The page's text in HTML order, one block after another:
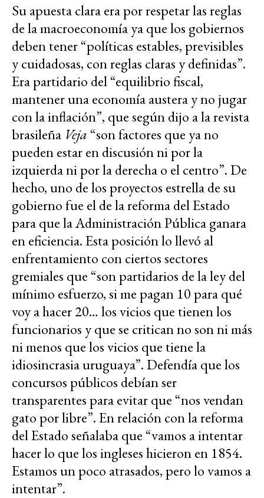
Su apuesta clara era por respetar las reglas
de la macroeconomía ya que los gobiernos
deben tener “políticas estables, previsibles
y cuidadosas, con reglas claras y definidas”.
Era partidario del “equilibrio fiscal,
mantener una economía austera y no jugar
con la inflación”, que según dijo a la revista
brasileña Veja“son factores que ya no
pueden estar en discusión ni por la
izquierda ni por la derecha o el centro”. De
hecho, uno de los proyectos estrella de su
gobierno fue el de la reforma del Estado
para que la Administración Pública ganara
en eficiencia. Esta posición lo llevó al
enfrentamiento con ciertos sectores
gremiales que “son partidarios de la ley del
mínimo esfuerzo, si me pagan 10 para qué
voy a hacer 20… los vicios que tienen los
funcionarios y que se critican no son ni más
ni menos que los vicios que tiene la
idiosincrasia uruguaya”. Defendía que los
concursos públicos debían ser
transparentes para evitar que “nos vendan
gato por libre”. En relación con la reforma
del Estado señalaba que “vamos a intentar
hacer lo que los ingleses hicieron en 1854.
Estamos un poco atrasados, pero lo vamos a
intentar”.